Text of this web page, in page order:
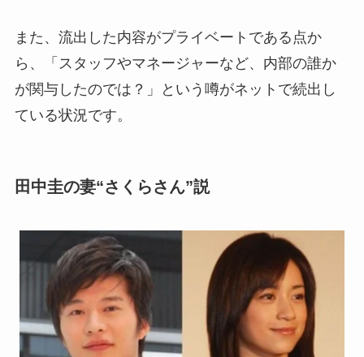
また、流出した内容がプライベートである点か
ら、「スタッフやマネージャーなど、内部の誰か
が関与したのでは？」という噂がネットで続出し
ている状況です。
田中圭の妻“さくらさん”説